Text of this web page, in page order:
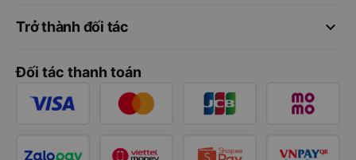
keyboard_arrow_down
Trở thành đối tác
Đối tác thanh toán